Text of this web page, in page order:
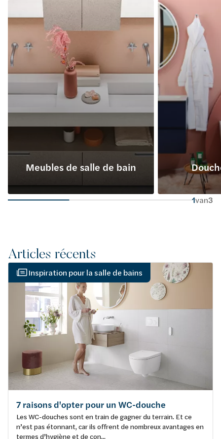
Meubles de salle de bain
1van3
Articles récents
Inspiration pour la salle de bains
7 raisons d'opter pour un WC-douche
Les WC-douches sont en train de gagner du terrain. Et ce
n’est pas étonnant, car ils offrent de nombreux avantages en
termes d’hygiène et de con...